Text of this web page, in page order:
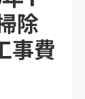
除
事費